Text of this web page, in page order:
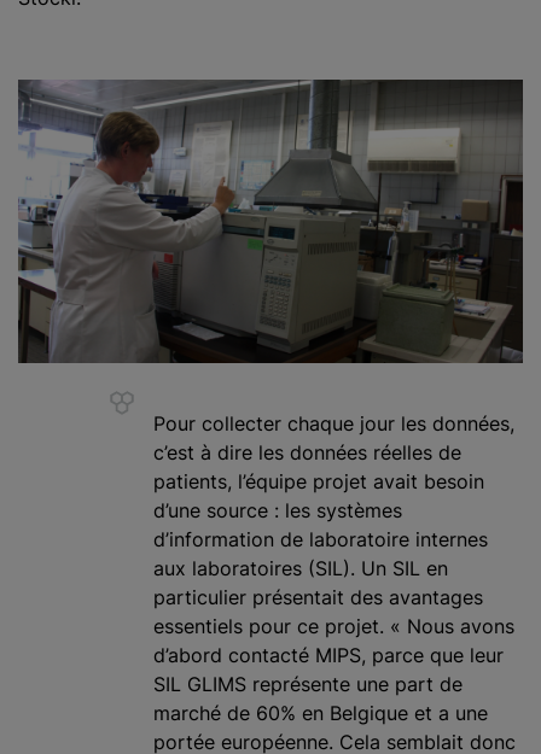
Pour collecter chaque jour les données,
c’est à dire les données réelles de
patients, l’équipe projet avait besoin
d’une source : les systèmes
d’information de laboratoire internes
aux laboratoires (SIL). Un SIL en
particulier présentait des avantages
essentiels pour ce projet. « Nous avons
d’abord contacté MIPS, parce que leur
SIL GLIMS représente une part de
marché de 60% en Belgique et a une
portée européenne. Cela semblait donc